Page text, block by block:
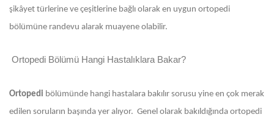
şikâyet türlerine ve çeşitlerine bağlı olarak en uygun ortopedi
bölümüne randevu alarak muayene olabilir.
Ortopedi Bölümü Hangi Hastalıklara Bakar?
Ortopedi bölümünde hangi hastalara bakılır sorusu yine en çok merak
edilen soruların başında yer alıyor. Genel olarak bakıldığında ortopedi